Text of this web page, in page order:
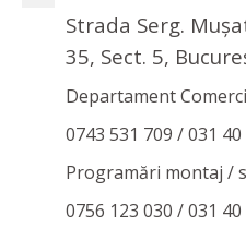
Strada Serg.
35, Sect. 5,
Departament
0743 531 709 / 031
Programări montaj /
0756 123 030 / 031